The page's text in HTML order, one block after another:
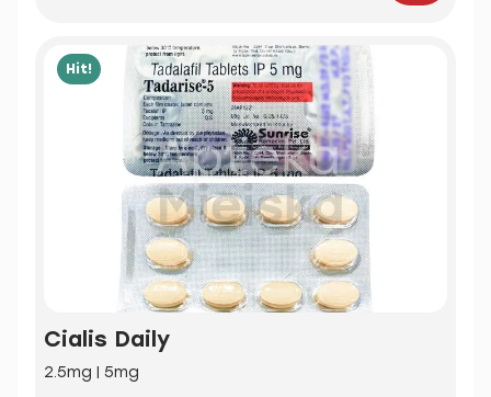
Hit!
Cialis Daily
2.5mg | 5mg